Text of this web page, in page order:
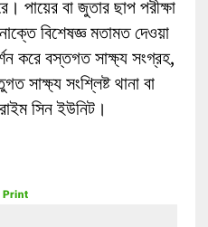
পায়ের বা জুতার ছাপ পরীক্ষা
বিশেষজ্ঞ মতামত দেওয়া
করে বস্তগত সাক্ষ্য সংগ্রহ,
সাক্ষ্য সংশ্লিষ্ট থানা বা
সিন ইউনিট।